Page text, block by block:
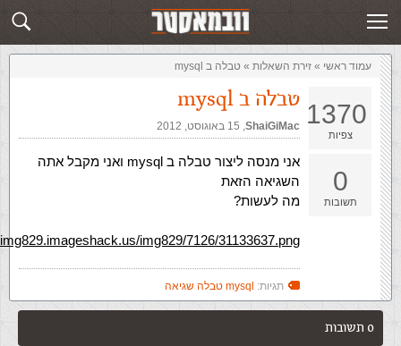
שלח תשובה זירת השאלות
עמוד ראשי » ‏זירת השאלות‏ » טבלה ב mysql
1370
צפיות
0
תשובות
טבלה ב mysql
ShaiGiMac
,‏ 15 באוגוסט, 2012
אני מנסה ליצור טבלה ב mysql ואני מקבל אתה
השגיאה הזאת
מה לעשות?
img829/7126/31133637.png
תגיות: mysql טבלה שגיאה
0 תשובות